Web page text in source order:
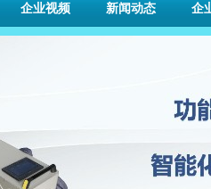
企业视频 新闻动态 企